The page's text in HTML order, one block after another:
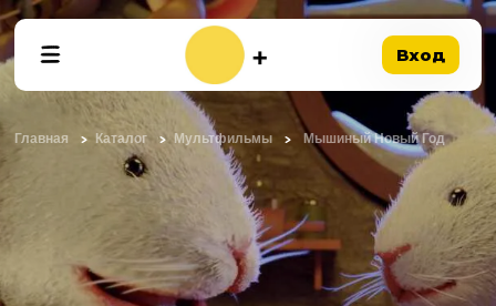
Вход
Главная Каталог Мультфильмы Мышиный Новый Год